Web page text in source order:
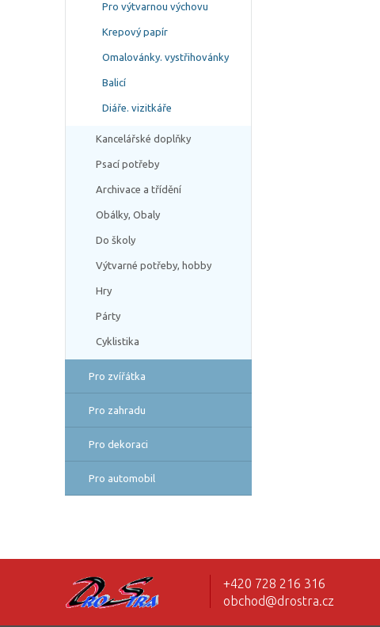
Pro výtvarnou výchovu
Krepový papír
Omalovánky. vystřihovánky
Balicí
Diáře. vizitkáře
Kancelářské doplňky
Psací potřeby
Archivace a třídění
Obálky, Obaly
Do školy
Výtvarné potřeby, hobby
Hry
Párty
Cyklistika
Pro zvířátka
Pro zahradu
Pro dekoraci
Pro automobil
+420 728 216 316
obchod@drostra.cz